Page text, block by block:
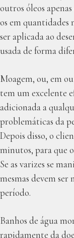
outros óleos
os em quantidades
ser aplicada ao
usada de forma
Moagem, ou, em
tem um excelente
adicionada a
problemáticas da
Depois disso, o
minutos, para que
Se as varizes se
mesmas devem ser
período.
Banhos de água
rapidamente da